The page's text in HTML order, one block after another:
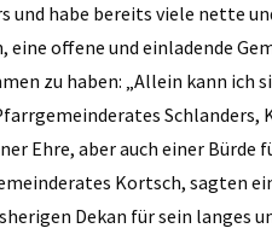
und habe bereits viele nette
eine offene und einladende
zu haben: „Allein kann ich
Schlanders,
Ehre, aber auch einer Bürde
Kortsch, sagten
Dekan für sein langes